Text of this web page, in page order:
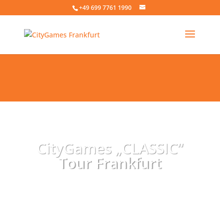
+49 699 7761 1990
CityGames „CLASSIC“
Tour Frankfurt